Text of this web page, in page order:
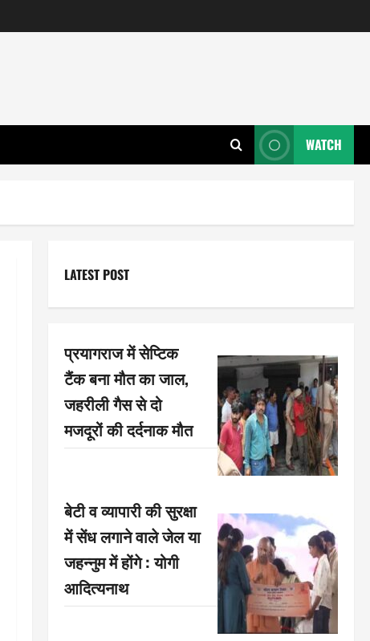
WATCH
LATEST POST
प्रयागराज में सेप्टिक
टैंक बना मौत का जाल,
जहरीली गैस से दो
मजदूरों की दर्दनाक मौत
बेटी व व्यापारी की सुरक्षा
में सेंध लगाने वाले जेल या
जहन्नुम में होंगे : योगी
आदित्यनाथ